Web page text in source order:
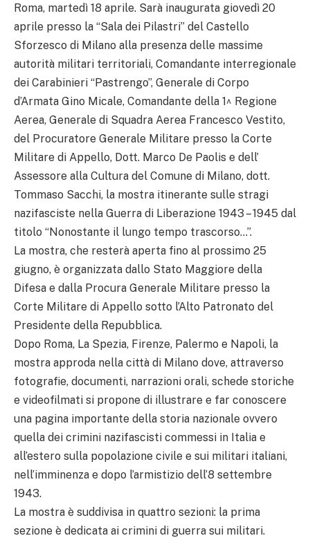
Roma, martedì 18 aprile. Sarà inaugurata giovedì 20
aprile presso la “Sala dei Pilastri” del Castello
Sforzesco di Milano alla presenza delle massime
autorità militari territoriali, Comandante interregionale
dei Carabinieri “Pastrengo”, Generale di Corpo
d’Armata Gino Micale, Comandante della 1^ Regione
Aerea, Generale di Squadra Aerea Francesco Vestito,
del Procuratore Generale Militare presso la Corte
Militare di Appello, Dott. Marco De Paolis e dell’
Assessore alla Cultura del Comune di Milano, dott.
Tommaso Sacchi, la mostra itinerante sulle stragi
nazifasciste nella Guerra di Liberazione 1943 – 1945 dal
titolo “Nonostante il lungo tempo trascorso…”.
La mostra, che resterà aperta fino al prossimo 25
giugno, è organizzata dallo Stato Maggiore della
Difesa e dalla Procura Generale Militare presso la
Corte Militare di Appello sotto l’Alto Patronato del
Presidente della Repubblica.
Dopo Roma, La Spezia, Firenze, Palermo e Napoli, la
mostra approda nella città di Milano dove, attraverso
fotografie, documenti, narrazioni orali, schede storiche
e videofilmati si propone di illustrare e far conoscere
una pagina importante della storia nazionale ovvero
quella dei crimini nazifascisti commessi in Italia e
all’estero sulla popolazione civile e sui militari italiani,
nell’imminenza e dopo l’armistizio dell’8 settembre
1943.
La mostra è suddivisa in quattro sezioni: la prima
sezione è dedicata ai crimini di guerra sui militari.